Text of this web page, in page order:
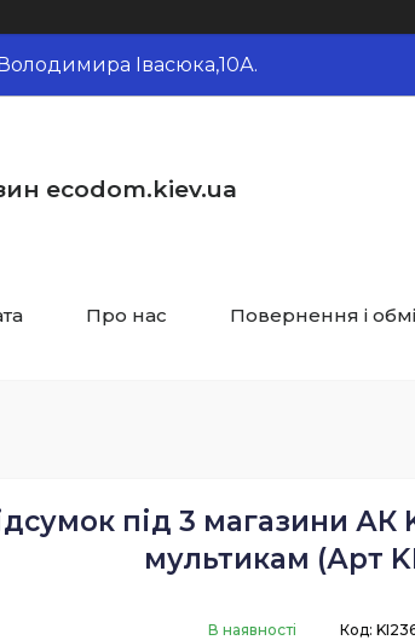
Івасюка,10А.
ecodom.kiev.ua
Про нас Повернення і
під 3 магазини АК
мультикам (Арт
В наявності Код: